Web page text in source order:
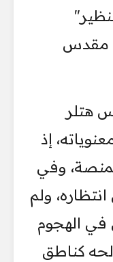
مقدس
هتلر
إذ
وفي
ولم
في الهجوم
كناطق